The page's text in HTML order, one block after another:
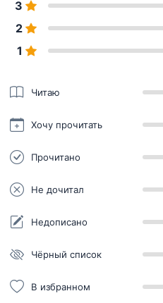
3
2
1
Читаю
Хочу прочитать
Прочитано
Не дочитал
Недописано
Чёрный список
В избранном